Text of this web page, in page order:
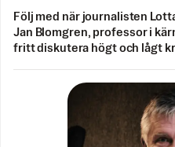
Följ med när journalisten
Jan Blomgren, professor i
fritt diskutera högt och lågt